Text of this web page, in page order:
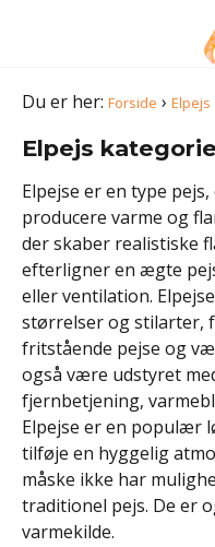
Du er her: Forside › Elpejs
Elpejs
Elpejse er en type
producere varme og
der skaber realistiske
efterligner en ægte
eller ventilation.
størrelser og stilarter,
fritstående pejse og
også være udstyret
fjernbetjening,
Elpejse er en populær
tilføje en hyggelig
måske ikke har
traditionel pejs. De er
varmekilde.